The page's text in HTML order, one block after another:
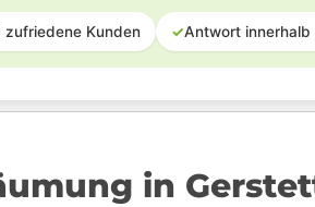
zufriedene Kunden ✓Antwort
in